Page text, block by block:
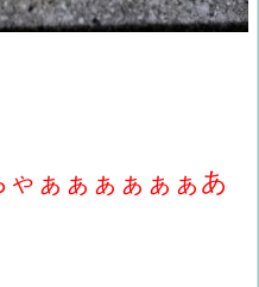
ぁぁぁぁぁぁあ